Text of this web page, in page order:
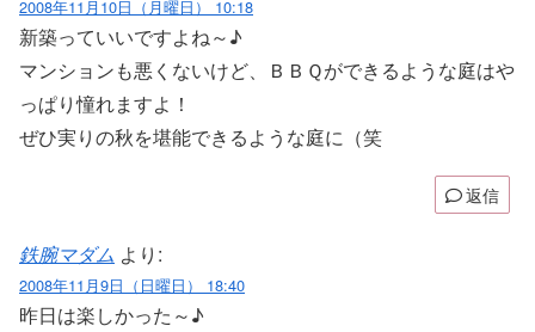
2008年11月10日（月曜日） 10:18
新築っていいですよね～♪
マンションも悪くないけど、ＢＢＱができるような庭はや
っぱり憧れますよ！
ぜひ実りの秋を堪能できるような庭に（笑
返信
鉄腕マダム より:
2008年11月9日（日曜日） 18:40
昨日は楽しかった～♪